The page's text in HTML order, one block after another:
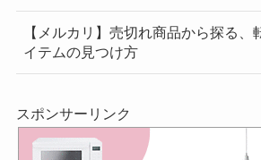
【メルカリ】売切れ商品から探る、
イテムの見つけ方
スポンサーリンク